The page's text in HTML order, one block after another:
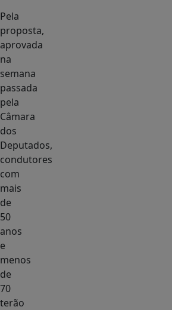
Pela
proposta,
aprovada
na
semana
passada
pela
Câmara
dos
Deputados,
condutores
com
mais
de
50
anos
e
menos
de
70
terão